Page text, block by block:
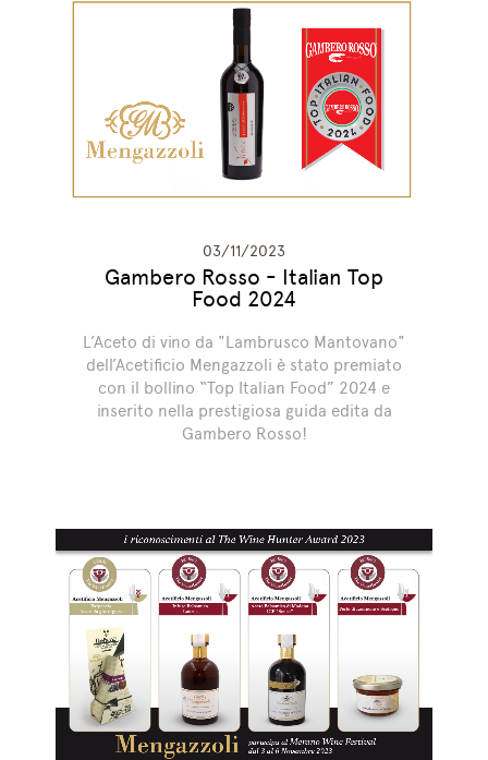
03/11/2023
Gambero Rosso - Italian Top
Food 2024
L’Aceto di vino da "Lambrusco Mantovano"
dell’Acetificio Mengazzoli è stato premiato
con il bollino “Top Italian Food” 2024 e
inserito nella prestigiosa guida edita da
Gambero Rosso!